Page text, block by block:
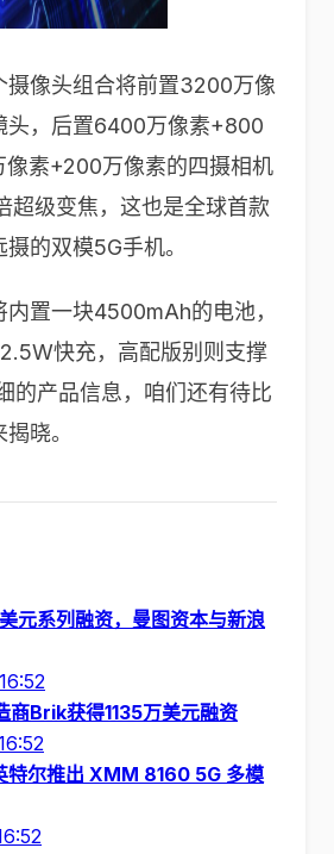
摄像头组合将前置3200万像
头，后置6400万像素+800
素+200万像素的四摄相机
超级变焦，这也是全球首款
的双模5G手机。
置一块4500mAh的电池，
快充，高配版别则支撑
的产品信息，咱们还有待比
晓。
元系列融资，曼图资本与新浪
商Brik获得1135万美元融资
特尔推出 XMM 8160 5G 多模